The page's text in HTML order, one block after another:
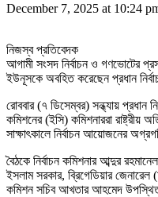
December 7, 2025 at 10:24
নিজস্ব প্রতিবেদক
আগামী সংসদ নির্বাচন ও গণভোটের
ইউনূসকে অবহিত করেছেন প্রধান
রোববার (৭ ডিসেম্বর) সন্ধ্যায় প্রধান
কমিশনের (ইসি) কমিশনাররা রাষ্ট্রীয়
সাক্ষাৎকালে নির্বাচন আয়োজনের
বৈঠকে নির্বাচন কমিশনার আব্দুর
ইসলাম সরকার, ব্রিগেডিয়ার
কমিশন সচিব আখতার আহমেদ